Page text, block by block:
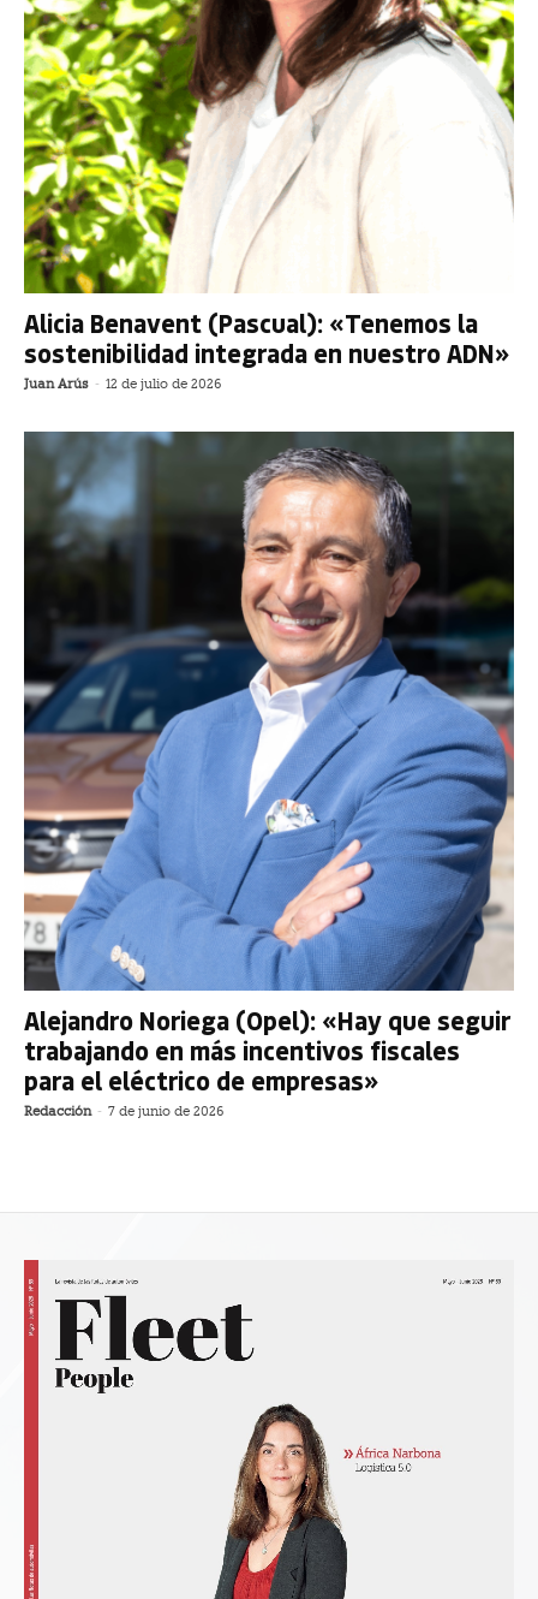
Alicia Benavent (Pascual): «Tenemos la
sostenibilidad integrada en nuestro ADN»
Juan Arús - 12 de julio de 2026
Alejandro Noriega (Opel): «Hay que seguir
trabajando en más incentivos fiscales
para el eléctrico de empresas»
Redacción - 7 de junio de 2026